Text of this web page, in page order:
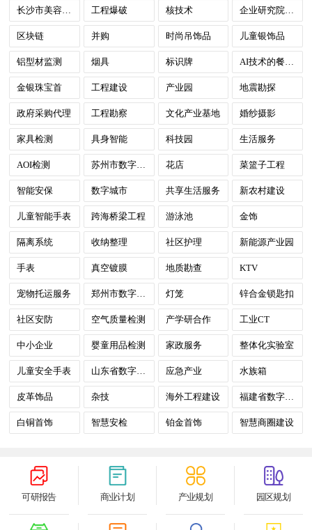
工程爆破 核技术
区块链 并购 时尚吊饰品 儿童银饰品
铝型材监测 烟具 标识牌
金银珠宝首 工程建设 产业园 地震勘探
政府采购代理 工程勘察 文化产业基地 婚纱摄影
家具检测 具身智能 科技园 生活服务
AOI检测 苏州市数字政府 花店 菜篮子工程
智能安保 数字城市 共享生活服务 新农村建设
儿童智能手表 跨海桥梁工程 游泳池 金饰
隔离系统 收纳整理 社区护理 新能源产业园
手表 真空镀膜 地质勘查 KTV
宠物托运服务 郑州市数字政府 灯笼 锌合金锁匙扣
社区安防 空气质量检测 产学研合作 工业CT
中小企业 婴童用品检测 家政服务 整体化实验室
儿童安全手表 山东省数字政府 应急产业 水族箱
皮革饰品 杂技 海外工程建设
白铜首饰 智慧安检 铂金首饰 智慧商圈建设
可研报告 商业计划 产业规划 园区规划